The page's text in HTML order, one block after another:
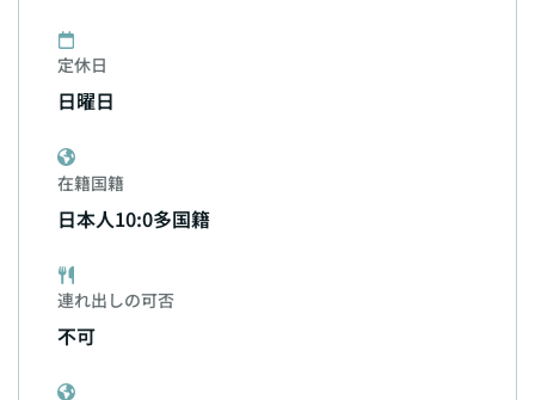
定休日
日曜日
在籍国籍
日本人10:0多国籍
連れ出しの可否
不可